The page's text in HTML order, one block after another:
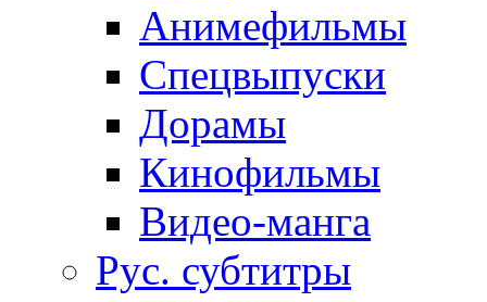
Анимефильмы
Спецвыпуски
Дорамы
Кинофильмы
Видео-манга
Рус. субтитры